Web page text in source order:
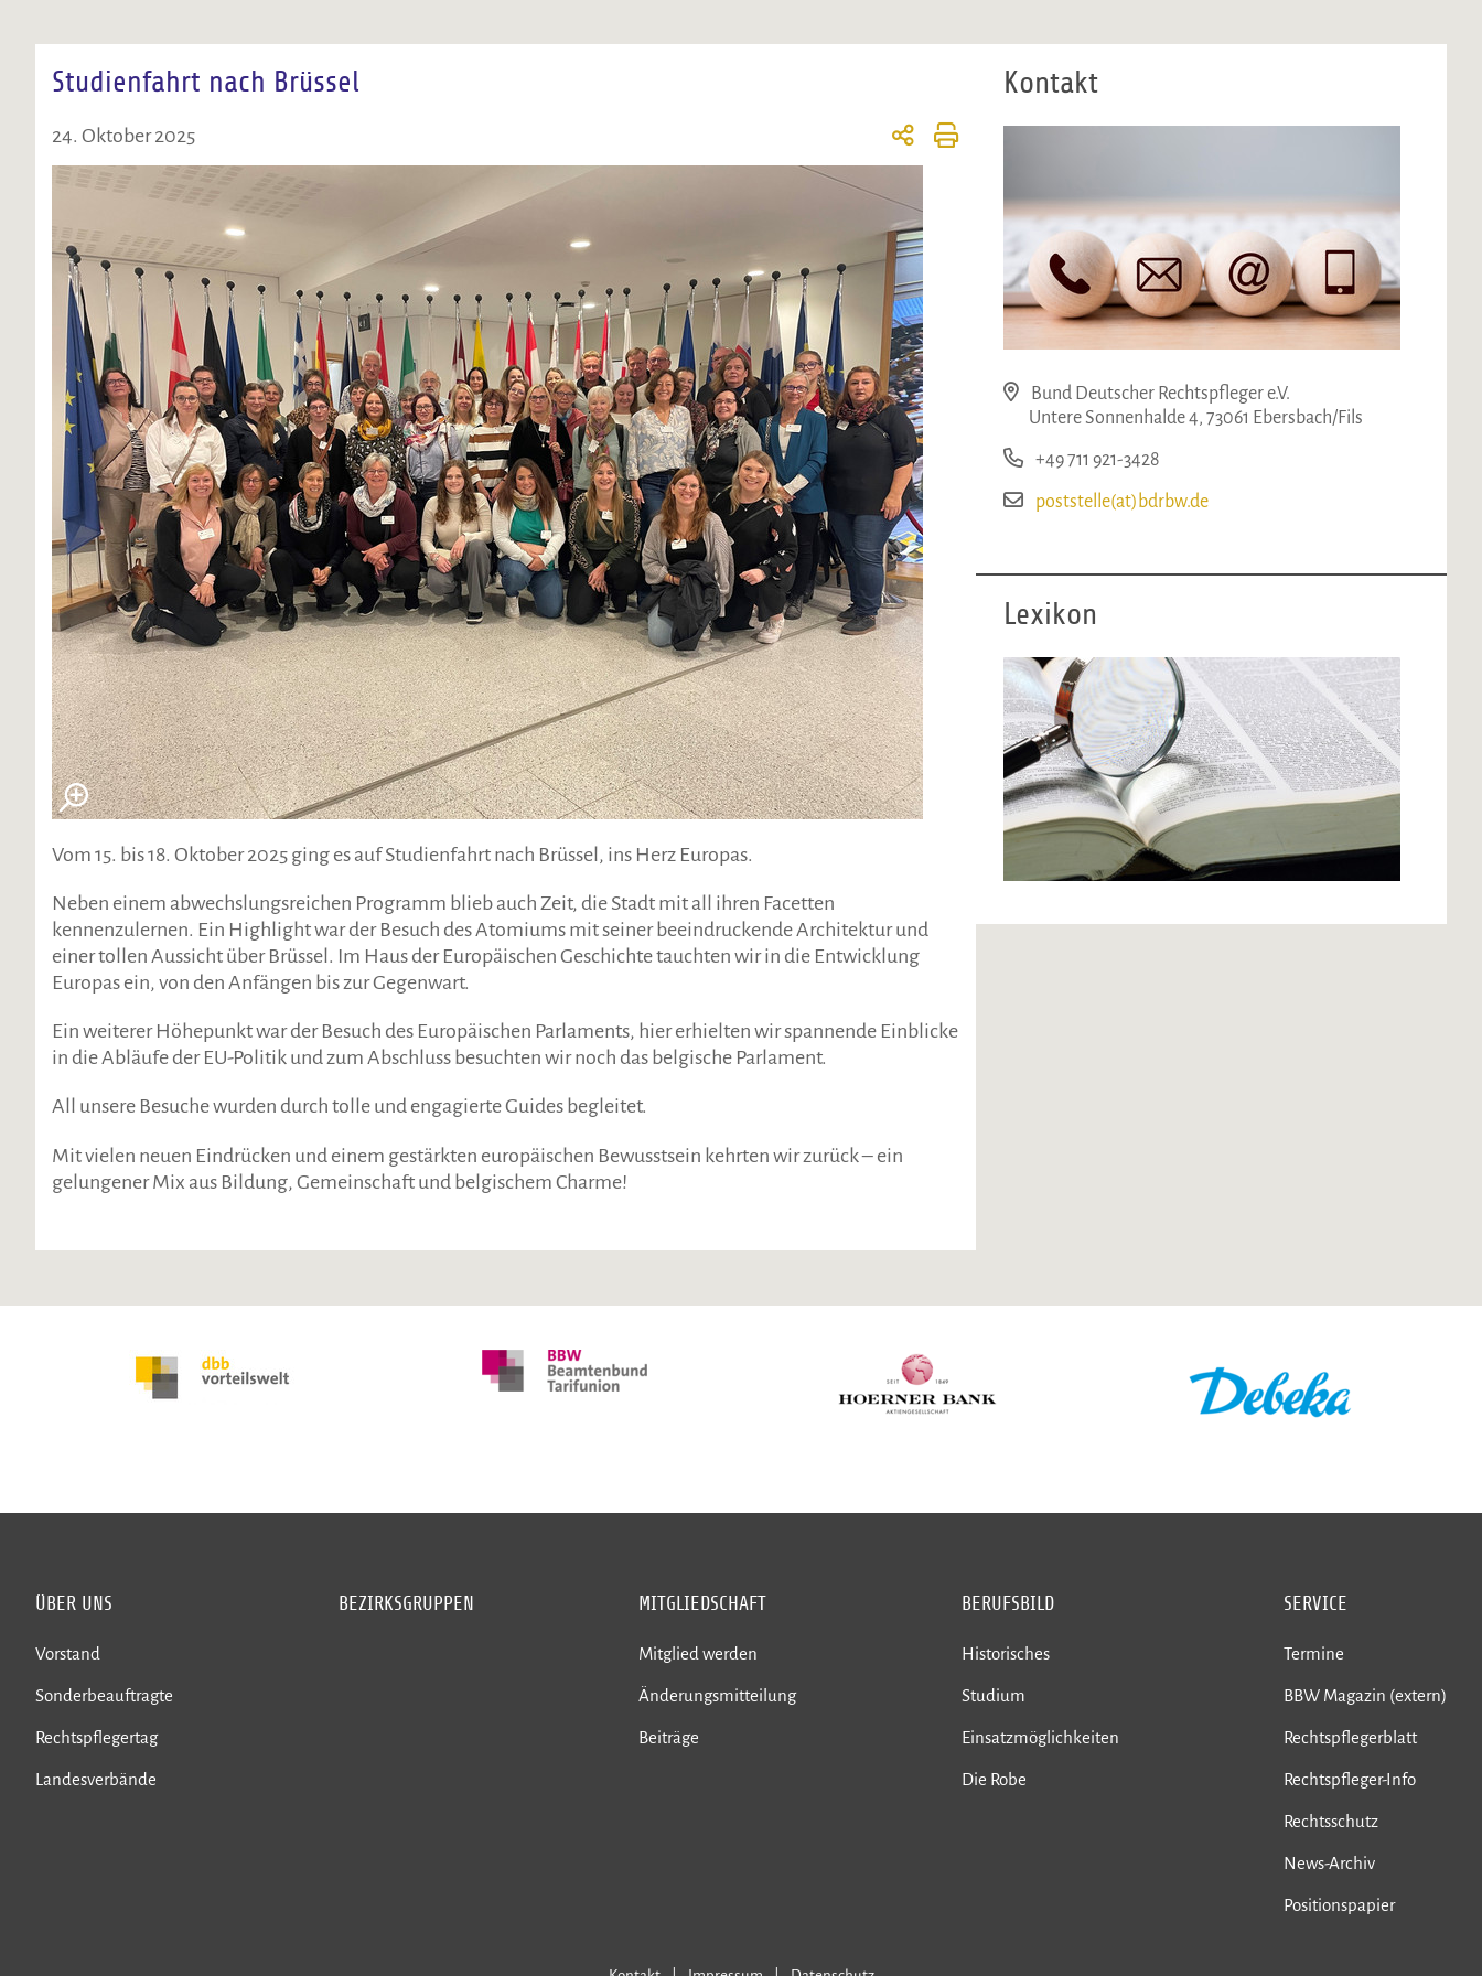
Studienfahrt nach Brüssel
24. Oktober 2025
Vom 15. bis 18. Oktober 2025 ging es auf Studienfahrt nach Brüssel, ins Herz Europas.
Neben einem abwechslungsreichen Programm blieb auch Zeit, die Stadt mit all ihren Facetten
kennenzulernen. Ein Highlight war der Besuch des Atomiums mit seiner beeindruckende Architektur und
einer tollen Aussicht über Brüssel. Im Haus der Europäischen Geschichte tauchten wir in die Entwicklung
Europas ein, von den Anfängen bis zur Gegenwart.
Ein weiterer Höhepunkt war der Besuch des Europäischen Parlaments, hier erhielten wir spannende Einblicke
in die Abläufe der EU-Politik und zum Abschluss besuchten wir noch das belgische Parlament.
All unsere Besuche wurden durch tolle und engagierte Guides begleitet.
Mit vielen neuen Eindrücken und einem gestärkten europäischen Bewusstsein kehrten wir zurück – ein
gelungener Mix aus Bildung, Gemeinschaft und belgischem Charme!
Kontakt
Bund Deutscher Rechtspfleger e.V.
Untere Sonnenhalde 4, 73061 Ebersbach/Fils
+49 711 921-3428
poststelle(at)bdrbw.de
Lexikon
ÜBER UNS
Vorstand
Sonderbeauftragte
Rechtspflegertag
Landesverbände
BEZIRKSGRUPPEN MITGLIEDSCHAFT
Mitglied werden
Änderungsmitteilung
Beiträge
BERUFSBILD
Historisches
Studium
Einsatzmöglichkeiten
Die Robe
SERVICE
Termine
BBW Magazin (extern)
Rechtspflegerblatt
Rechtspfleger-Info
Rechtsschutz
News-Archiv
Positionspapier